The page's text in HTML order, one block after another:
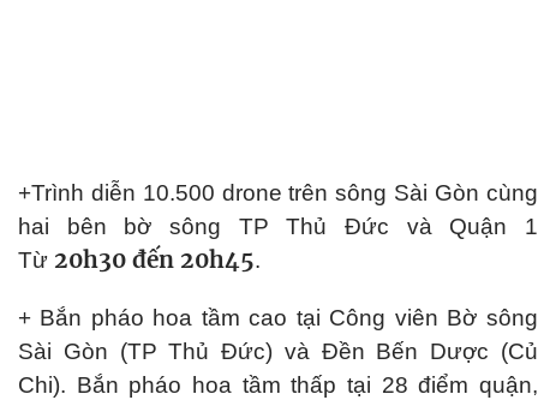
+Trình diễn 10.500 drone trên sông Sài Gòn cùng
hai bên bờ sông TP Thủ Đức và Quận 1
Từ 20h30 đến 20h45.
+ Bắn pháo hoa tầm cao tại Công viên Bờ sông
Sài Gòn (TP Thủ Đức) và Đền Bến Dược (Củ
Chi). Bắn pháo hoa tầm thấp tại 28 điểm quận,